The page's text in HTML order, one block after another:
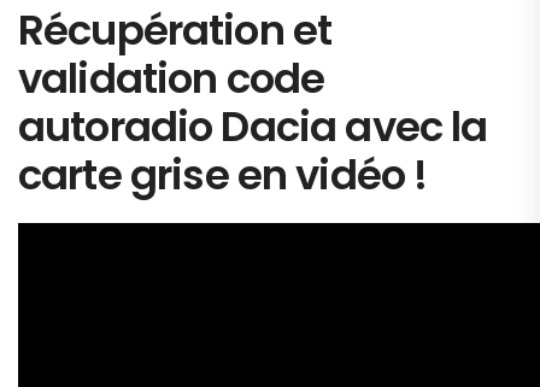
Récupération et
validation code
autoradio Dacia avec la
carte grise en vidéo !